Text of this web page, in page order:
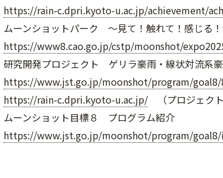
https://rain-c.dpri.kyoto-u.ac.jp/achievement/
ムーンショットパーク ～見て！触れて！感じる
https://www8.cao.go.jp/cstp/moonshot/
研究開発プロジェクト ゲリラ豪雨・線状対流系
https://www.jst.go.jp/moonshot/program/goal8/
https://rain-c.dpri.kyoto-u.ac.jp/ （プロジェクト
ムーンショット目標８ プログラム紹介
https://www.jst.go.jp/moonshot/program/